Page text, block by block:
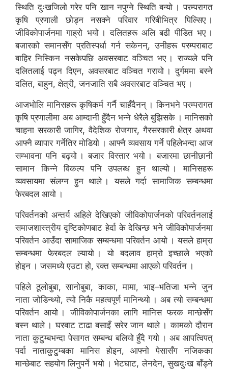
स्थिति दुःखजिलो गरेर पनि खान नपुग्ने स्थिति बन्यो । परम्परागत
कृषि प्रणाली छोड्न नसक्ने परिवार गरिबीभित्र पिल्सिए ।
जीविकोपार्जनमा गाह्रो भयो । दलितहरू अलि बढी पीडित भए ।
बजारको समानसँग प्रतिस्पर्धा गर्न सकेनन्, उनीहरू परम्पराबाट
बाहिर निस्किन नसकेपछि अवसरबाट वञ्चित भए । राज्यले पनि
दलितलाई पढ्न दिएन, अवसरबाट वञ्चित गरायो । दुर्गममा बस्ने
दलित, बाहुन, क्षेत्री, जनजाति सबै अवसरबाट वञ्चित भए ।
आजभोलि मानिसहरू कृषिकर्म गर्नै चाहँदैनन् । किनभने परम्परागत
कृषि प्रणालीमा अब आम्दानी हुँदैन भन्ने धेरैले बुझिसके । मानिसको
चाहना सरकारी जागिर, वैदेशिक रोजगार, गैरसरकारी क्षेत्र अथवा
आफ्नै व्यापार गर्नेतिर मोडियो । आफ्नै व्यवसाय गर्ने पहिलेभन्दा आज
सम्भावना पनि बढ्यो । बजार विस्तार भयो । बजारमा छानीछानी
सामान किन्ने विकल्प पनि उपलब्ध हुन थाल्यो । मानिसहरू
व्यवसायमा संलग्न हुन थाले । यसले गर्दा सामाजिक सम्बन्धमा
फेरबदल आयो ।
परिवर्तनको अन्तर्य अहिले देखिएको जीविकोपार्जनको परिवर्तनलाई
समाजशास्त्रीय दृष्टिकोणबाट हेर्दा के देखिन्छ भने जीविकोपार्जनमा
परिवर्तन आउँदा सामाजिक सम्बन्धमा परिवर्तन आयो । यसले हाम्रा
सम्बन्धमा फेरबदल ल्यायो । यो बदलाव हाम्रो इच्छाले भएको
होइन । जसमध्ये एउटा हो, रक्त सम्बन्धमा आएको परिवर्तन ।
पहिले ठूलोबुबा, सानोबुबा, काका, मामा, भाइ–भतिजा भन्ने जुन
नाता जोडिन्थ्यो, त्यो निकै महत्वपूर्ण मानिन्थ्यो । अब त्यो सम्बन्धमा
परिवर्तन आयो । जीविकोपार्जनका लागि मानिस फरक मान्छेसँग
बस्न थाले । घरबाट टाढा बसाइँ सरेर जान थाले । कामको दौरान
नाता कुटुम्बभन्दा पेसागत सम्बन्ध बलियो हुँदै गयो । अब आपत्विपत्
पर्दा नाताकुटुम्बका मानिस होइन, आफ्नो पेसासँग नजिकका
मान्छेबाट सहयोग लिनुपर्ने भयो । भेटघाट, लेनदेन, सुखदुःख बाँड्ने